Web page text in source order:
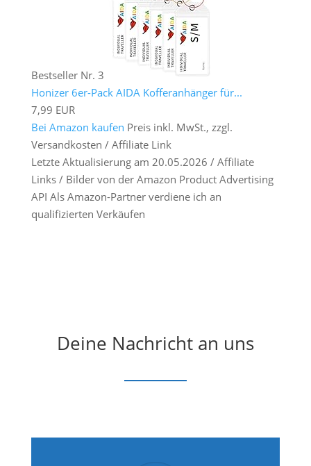
Bestseller Nr. 3
Honizer 6er-Pack AIDA Kofferanhänger für...
7,99 EUR
Bei Amazon kaufen Preis inkl. MwSt., zzgl.
Versandkosten / Affiliate Link
Letzte Aktualisierung am 20.05.2026 / Affiliate
Links / Bilder von der Amazon Product Advertising
API Als Amazon-Partner verdiene ich an
qualifizierten Verkäufen
Deine Nachricht an uns